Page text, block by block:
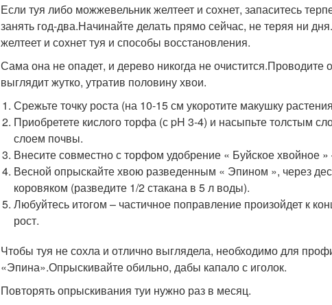
Если туя либо можжевельник желтеет и сохнет, запаситесь
занять год-два.Начинайте делать прямо сейчас, не теряя ни
желтеет и сохнет туя и способы восстановления.
Сама она не опадет, и дерево никогда не очистится.Проводите
выглядит жутко, утратив половину хвои.
Срежьте точку роста (на 10-15 см укоротите макушку
Приобретете кислого торфа (с pH 3-4) и насыпьте толстым
слоем почвы.
Внесите совместно с торфом удобрение « Буйское хвойное
Весной опрыскайте хвою разведенным « Эпином », через
коровяком (разведите 1/2 стакана в 5 л воды).
Любуйтесь итогом – частичное поправление произойдет к
рост.
Чтобы туя не сохла и отлично выглядела, необходимо для
«Эпина».Опрыскивайте обильно, дабы капало с иголок.
Повторять опрыскивания туи нужно раз в месяц.